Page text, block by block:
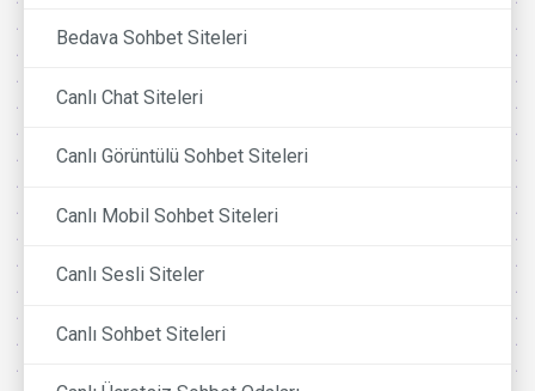
Bedava Sohbet Siteleri
Canlı Chat Siteleri
Canlı Görüntülü Sohbet Siteleri
Canlı Mobil Sohbet Siteleri
Canlı Sesli Siteler
Canlı Sohbet Siteleri